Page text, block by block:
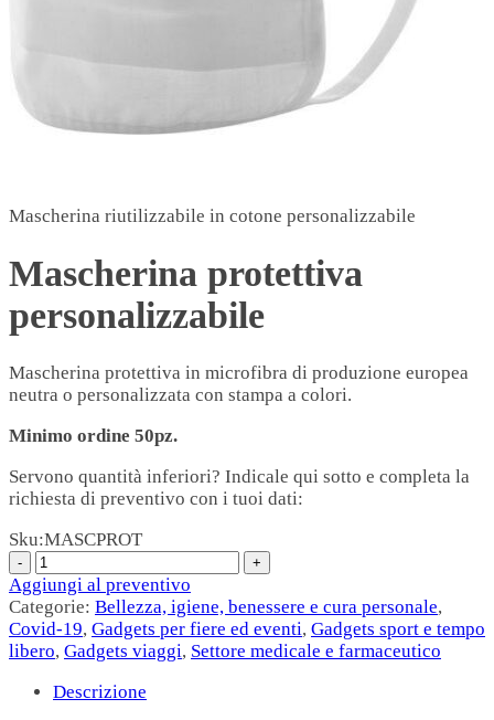
Mascherina riutilizzabile in cotone personalizzabile
Mascherina protettiva
personalizzabile
Mascherina protettiva in microfibra di produzione europea
neutra o personalizzata con stampa a colori.
Minimo ordine 50pz.
Servono quantità inferiori? Indicale qui sotto e completa la
richiesta di preventivo con i tuoi dati:
Sku:MASCPROT
Aggiungi al preventivo
Categorie: Bellezza, igiene, benessere e cura personale,
Covid-19, Gadgets per fiere ed eventi, Gadgets sport e tempo
libero, Gadgets viaggi, Settore medicale e farmaceutico
Descrizione